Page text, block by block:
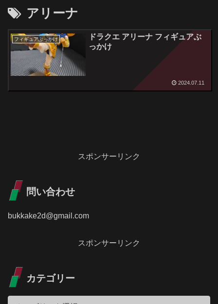
アリーナ
フィギュアぶっかけ
ドラクエ アリーナ フィギュアぶ
っかけ
2024.07.11
スポンサーリンク
問い合わせ
bukkake2d@gmail.com
スポンサーリンク
カテゴリー